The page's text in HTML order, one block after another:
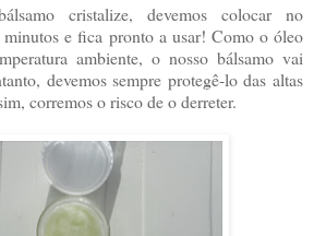
cristalize, devemos colocar no
e fica pronto a usar! Como o óleo
ambiente, o nosso bálsamo vai
devemos sempre protegê-lo das altas
corremos o risco de o derreter.